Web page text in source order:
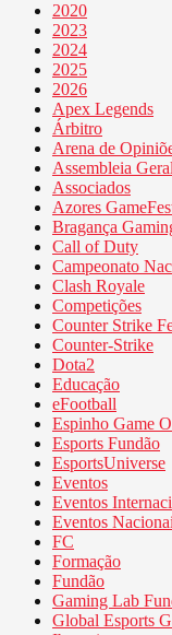
2020
2023
2024
2025
2026
Apex Legends
Árbitro
Arena de
Assembleia Geral
Associados
Azores
Bragança
Call of Duty
Campeonato
Clash Royale
Competições
Counter Strike
Counter-Strike
Dota2
Educação
eFootball
Espinho Game
Esports Fundão
EsportsUniverse
Eventos
Eventos
Eventos
FC
Formação
Fundão
Gaming Lab
Global Esports